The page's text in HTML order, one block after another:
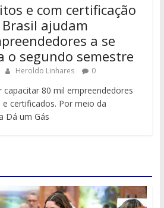
e com certificação
Brasil ajudam
a se
o segundo semestre
Heroldo Linhares 0
capacitar 80 mil empreendedores
certificados. Por meio da
Dá um Gás